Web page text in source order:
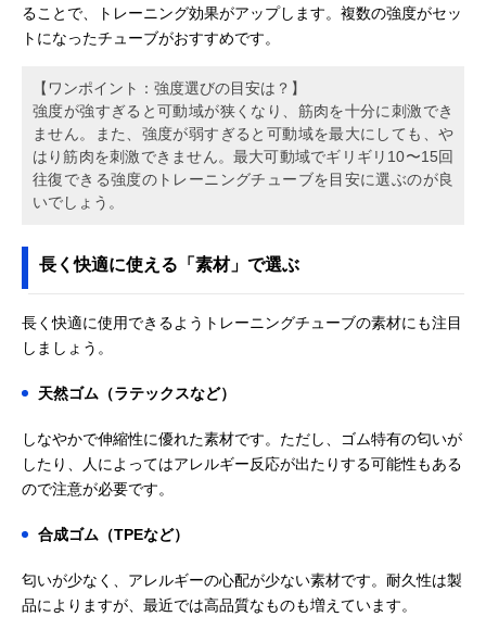
ることで、トレーニング効果がアップします。複数の強度がセッ
トになったチューブがおすすめです。
【ワンポイント：強度選びの目安は？】
強度が強すぎると可動域が狭くなり、筋肉を十分に刺激でき
ません。また、強度が弱すぎると可動域を最大にしても、や
はり筋肉を刺激できません。最大可動域でギリギリ10〜15回
往復できる強度のトレーニングチューブを目安に選ぶのが良
いでしょう。
長く快適に使える「素材」で選ぶ
長く快適に使用できるようトレーニングチューブの素材にも注目
しましょう。
天然ゴム（ラテックスなど）
しなやかで伸縮性に優れた素材です。ただし、ゴム特有の匂いが
したり、人によってはアレルギー反応が出たりする可能性もある
ので注意が必要です。
合成ゴム（TPEなど）
匂いが少なく、アレルギーの心配が少ない素材です。耐久性は製
品によりますが、最近では高品質なものも増えています。